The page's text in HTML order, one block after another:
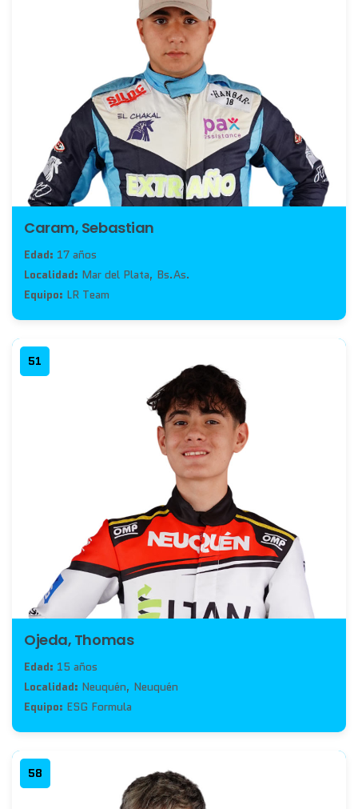
Caram, Sebastian
Edad: 17 años
Localidad: Mar del Plata, Bs.As.
Equipo: LR Team
51
Ojeda, Thomas
Edad: 15 años
Localidad: Neuquén, Neuquén
Equipo: ESG Formula
58